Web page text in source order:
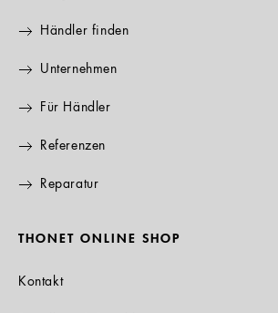
Händler finden
Unternehmen
Für Händler
Referenzen
Reparatur
THONET ONLINE SHOP
Kontakt